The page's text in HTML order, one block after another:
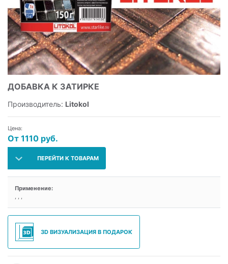
ДОБАВКА К ЗАТИРКЕ
Производитель: Litokol
Цена:
От 1110 руб.
ПЕРЕЙТИ К ТОВАРАМ
Применение:
, , ,
3D ВИЗУАЛИЗАЦИЯ В ПОДАРОК